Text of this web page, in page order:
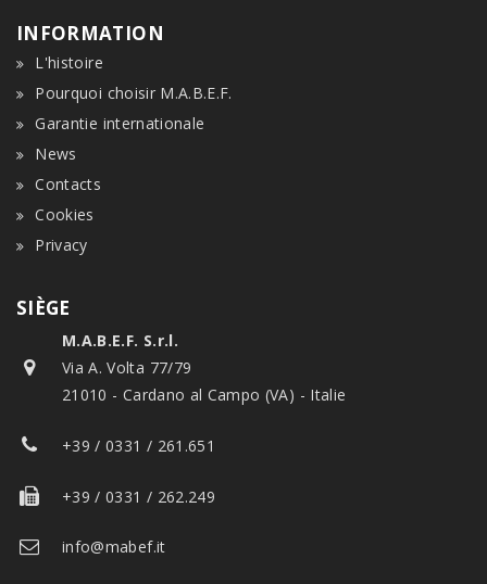
INFORMATION
L'histoire
Pourquoi choisir M.A.B.E.F.
Garantie internationale
News
Contacts
Cookies
Privacy
SIÈGE
M.A.B.E.F. S.r.l.
Via A. Volta 77/79
21010 - Cardano al Campo (VA) - Italie
+39 / 0331 / 261.651
+39 / 0331 / 262.249
info@mabef.it